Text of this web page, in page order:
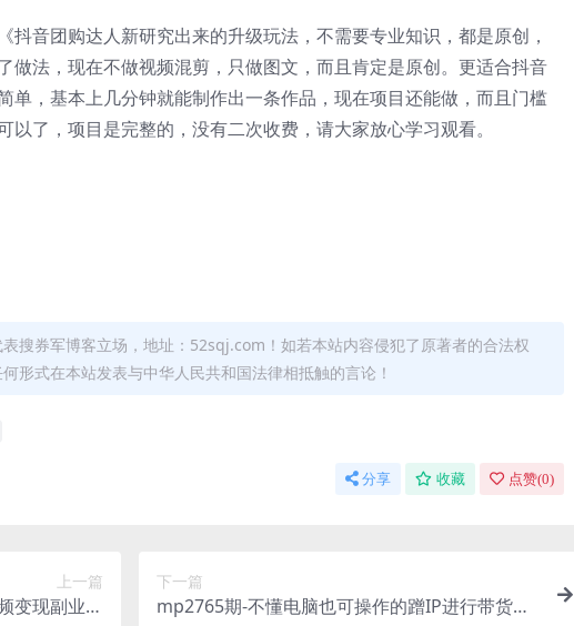
抖音团购达人新研究出来的升级玩法，不需要专业知识，都是原创，
做法，现在不做视频混剪，只做图文，而且肯定是原创。更适合抖音
单，基本上几分钟就能制作出一条作品，现在项目还能做，而且门槛
了，项目是完整的，没有二次收费，请大家放心学习观看。
搜券军博客立场，地址：52sqj.com！如若本站内容侵犯了原著者的合法权
形式在本站发表与中华人民共和国法律相抵触的言论！
分享 收藏 点赞(0)
上一篇
变现副业项
下一篇
mp2765期-不懂电脑也可操作的蹭IP进行带货，